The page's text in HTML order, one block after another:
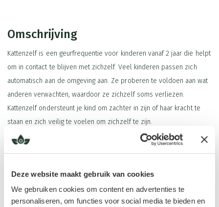
Deze website maakt gebruik van cookies
We gebruiken cookies om content en advertenties te
personaliseren, om functies voor social media te bieden en
Omschrijving
Kattenzelf is een geurfrequentie voor kinderen vanaf 2 jaar die helpt
om in contact te blijven met zichzelf. Veel kinderen passen zich
automatisch aan de omgeving aan. Ze proberen te voldoen aan wat
anderen verwachten, waardoor ze zichzelf soms verliezen.
Kattenzelf ondersteunt je kind om zachter in zijn of haar kracht te
staan en zich veilig te voelen om zichzelf te zijn.
De blend bestaat uit verschillende etherische oliën die helpen de
vanille
brengen rust en zachtheid. Grove denen
zachte, liefdevolle toon toe, en geraniumondersteunt balans en
Lees meer